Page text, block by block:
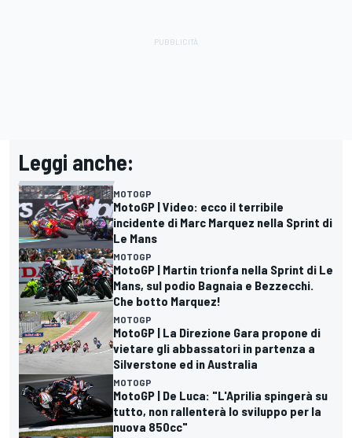
Leggi anche:
MOTOGP
MotoGP | Video: ecco il terribile
incidente di Marc Marquez nella Sprint di
Le Mans
MOTOGP
MotoGP | Martin trionfa nella Sprint di Le
Mans, sul podio Bagnaia e Bezzecchi.
Che botto Marquez!
MOTOGP
MotoGP | La Direzione Gara propone di
vietare gli abbassatori in partenza a
Silverstone ed in Australia
MOTOGP
MotoGP | De Luca: "L'Aprilia spingerà su
tutto, non rallenterà lo sviluppo per la
nuova 850cc"